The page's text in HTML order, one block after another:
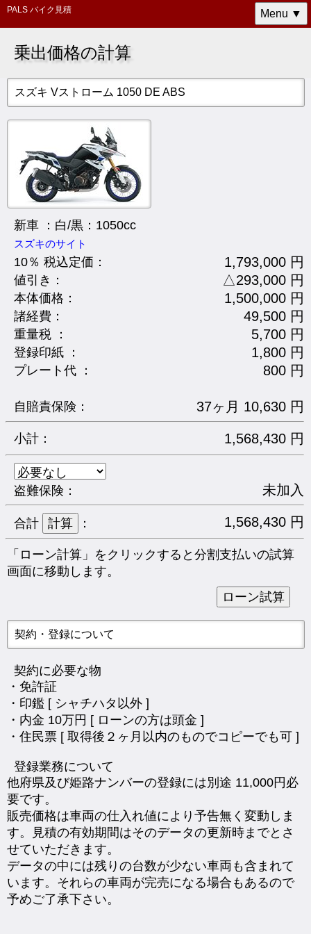
PALS バイク見積 Menu ▼
乗出価格の計算
スズキ Vストローム 1050 DE ABS
新車 ：白/黒：1050cc
スズキのサイト
10％ 税込定価： 1,793,000 円
値引き： △293,000 円
本体価格： 1,500,000 円
諸経費： 49,500 円
重量税 ： 5,700 円
登録印紙 ： 1,800 円
プレート代 ： 800 円
自賠責保険： 37ヶ月 10,630 円
小計： 1,568,430 円
盗難保険： 未加入
合計 ： 1,568,430 円
「ローン計算」をクリックすると分割支払いの試算
画面に移動します。
契約・登録について
契約に必要な物
・免許証
・印鑑 [ シャチハタ以外 ]
・内金 10万円 [ ローンの方は頭金 ]
・住民票 [ 取得後２ヶ月以内のものでコピーでも可 ]
登録業務について
他府県及び姫路ナンバーの登録には別途 11,000円必
要です。
販売価格は車両の仕入れ値により予告無く変動しま
す。見積の有効期間はそのデータの更新時までとさ
せていただきます。
データの中には残りの台数が少ない車両も含まれて
います。それらの車両が完売になる場合もあるので
予めご了承下さい。